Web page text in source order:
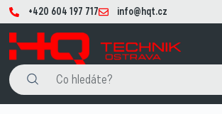
+420 604 197 717 info@hqt.cz